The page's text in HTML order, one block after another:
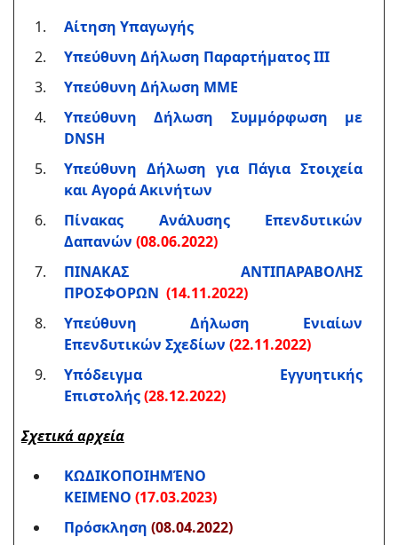
Αίτηση Υπαγωγής
Υπεύθυνη Δήλωση Παραρτήματος ΙΙΙ
Υπεύθυνη Δήλωση ΜΜΕ
Υπεύθυνη Δήλωση Συμμόρφωση με
DNSH
Υπεύθυνη Δήλωση για Πάγια Στοιχεία
και Αγορά Ακινήτων
Πίνακας Ανάλυσης Επενδυτικών
Δαπανών (08.06.2022)
ΠΙΝΑΚΑΣ ΑΝΤΙΠΑΡΑΒΟΛΗΣ
ΠΡΟΣΦΟΡΩΝ (14.11.2022)
Yπεύθυνη Δήλωση Ενιαίων
Επενδυτικών Σχεδίων (22.11.2022)
Υπόδειγμα Εγγυητικής
Επιστολής(28.12.2022)
Σχετικά αρχεία
ΚΩΔΙΚΟΠΟΙΗΜΈΝΟ
ΚΕΙΜΕΝΟ (17.03.2023)
Πρόσκληση (08.04.2022)